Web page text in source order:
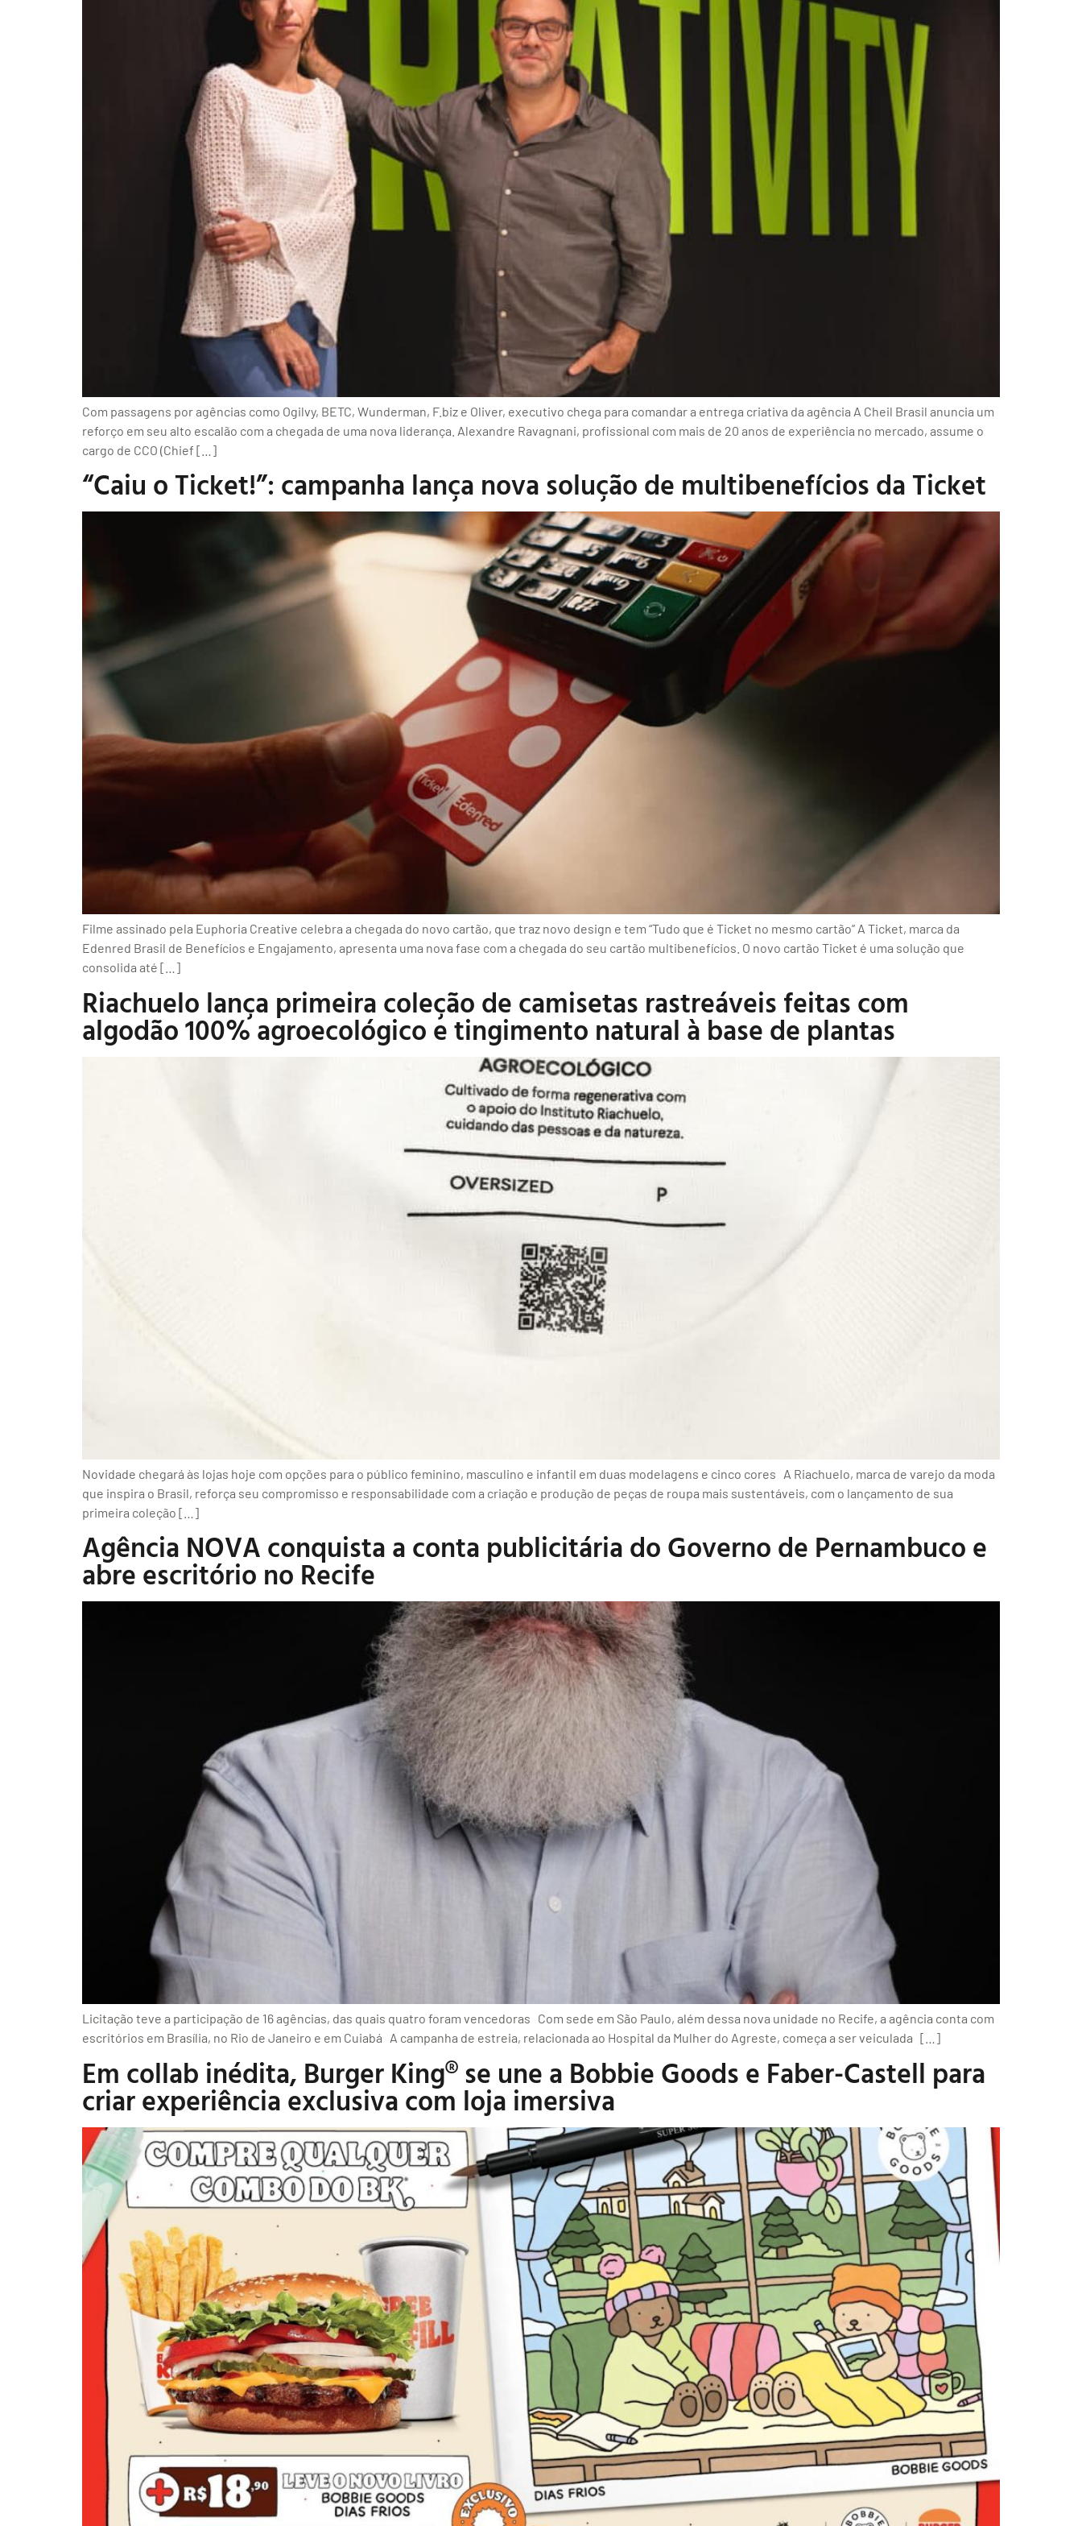
Com passagens por agências como Ogilvy, BETC, Wunderman, F.biz e Oliver, executivo chega para comandar a entrega criativa da agência A Cheil Brasil anuncia um
reforço em seu alto escalão com a chegada de uma nova liderança. Alexandre Ravagnani, profissional com mais de 20 anos de experiência no mercado, assume o
cargo de CCO (Chief […]
“Caiu o Ticket!”: campanha lança nova solução de multibenefícios da Ticket
Filme assinado pela Euphoria Creative celebra a chegada do novo cartão, que traz novo design e tem “Tudo que é Ticket no mesmo cartão” A Ticket, marca da
Edenred Brasil de Benefícios e Engajamento, apresenta uma nova fase com a chegada do seu cartão multibenefícios. O novo cartão Ticket é uma solução que
consolida até […]
Riachuelo lança primeira coleção de camisetas rastreáveis feitas com
algodão 100% agroecológico e tingimento natural à base de plantas
Novidade chegará às lojas hoje com opções para o público feminino, masculino e infantil em duas modelagens e cinco cores A Riachuelo, marca de varejo da moda
que inspira o Brasil, reforça seu compromisso e responsabilidade com a criação e produção de peças de roupa mais sustentáveis, com o lançamento de sua
primeira coleção […]
Agência NOVA conquista a conta publicitária do Governo de Pernambuco e
abre escritório no Recife
Licitação teve a participação de 16 agências, das quais quatro foram vencedoras Com sede em São Paulo, além dessa nova unidade no Recife, a agência conta com
escritórios em Brasília, no Rio de Janeiro e em Cuiabá A campanha de estreia, relacionada ao Hospital da Mulher do Agreste, começa a ser veiculada […]
Em collab inédita, Burger King® se une a Bobbie Goods e Faber-Castell para
criar experiência exclusiva com loja imersiva